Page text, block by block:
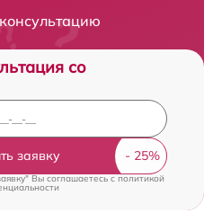
со
заявку
Вы соглашаетесь c политикой